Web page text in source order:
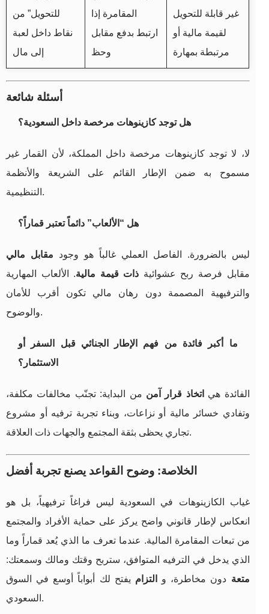
للتحويل” من
نقاط داخل لعبة
إلى مال
المقامرة إذا
ارتبط بدفع مقابل
وحظ
غير قابلة للتحويل
لقيمة مالية أو
مرتبطة بمهارة
أسئلة شائعة
هل توجد كازينوهات مرخصة داخل السعودية؟
لا، لا توجد كازينوهات مرخصة داخل المملكة، لأن القمار غير
مسموح به ضمن الإطار القائم على الشريعة والأنظمة
التنظيمية.
هل “الألعاب” دائماً تعتبر قماراً؟
ليس بالضرورة. الفاصل العملي غالباً هو وجود مقابل مالي
مقابل فرصة ربح عشوائية ذات قيمة مالية. الألعاب المهارية
والترفيهية المصممة دون رهان مالي تكون أقرب للأمان
والوضوح.
ما أكبر فائدة من فهم الإطار الجنائي قبل السفر أو
الاستثمار؟
الفائدة هي اتخاذ قرار آمن من البداية: تجنّب مخالفات مكلفة،
وتفادي خسائر مالية أو نزاعات، وبناء تجربة ترفيه أو مشروع
تجاري يحظى بثقة المجتمع والجهات ذات العلاقة.
الخلاصة: وضوح القواعد يصنع تجربة أفضل
غياب الكازينوهات في السعودية ليس فراغاً ترفيهياً، بل هو
انعكاس لإطار قانوني واضح يركز على حماية الأفراد والمجتمع
من تبعات المقامرة المالية. عندما تعرف ما الذي يُعد قماراً وما
الذي يدخل في الترفيه المتوافق، ستربح وقتك ومالك وسمعتك:
متعة دون مخاطرة، و التزام يفتح لك أبواباً أوسع في السوق
السعودي.